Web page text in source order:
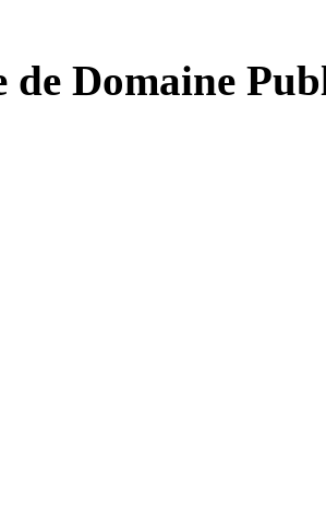
de Domaine